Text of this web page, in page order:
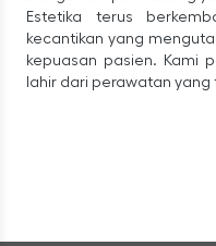
Estetika terus
kecantikan yang
kepuasan pasien. Kami
lahir dari perawatan